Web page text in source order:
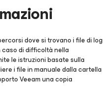
dove si trovano i file di log
caso di difficoltà nella
le istruzioni basate sulla
i file in manuale dalla cartella
Veeam una copia